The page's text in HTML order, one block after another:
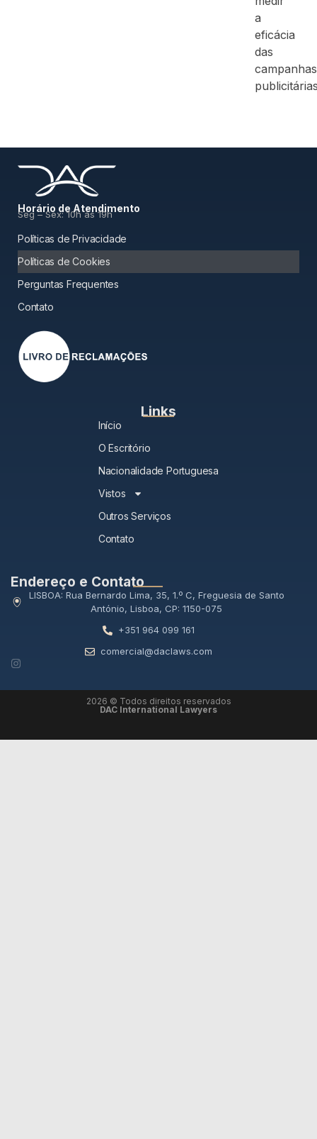
a
eficácia
das
campanhas
Horário de Atendimento
Seg – Sex: 10h às 19h
Políticas de Privacidade
Políticas de Cookies
Perguntas Frequentes
Contato
Links
Início
O Escritório
Nacionalidade Portuguesa
Vistos
Outros Serviços
Contato
Endereço e Contato
LISBOA: Rua Bernardo Lima, 35, 1.º C, Freguesia de Santo
António, Lisboa, CP: 1150-075
+351 964 099 161
comercial@daclaws.com
2026 © Todos direitos reservados
DAC International Lawyers